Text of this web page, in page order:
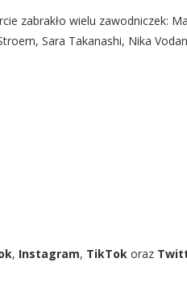
zabrakło wielu zawodniczek:
Sara Takanashi, Nika
, Instagram, TikTok oraz